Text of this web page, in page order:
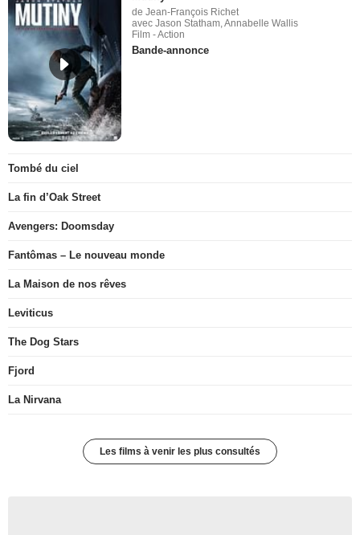
de Jean-François Richet
avec Jason Statham, Annabelle Wallis
Film - Action
Bande-annonce
Tombé du ciel
La fin d’Oak Street
Avengers: Doomsday
Fantômas – Le nouveau monde
La Maison de nos rêves
Leviticus
The Dog Stars
Fjord
La Nirvana
Les films à venir les plus consultés